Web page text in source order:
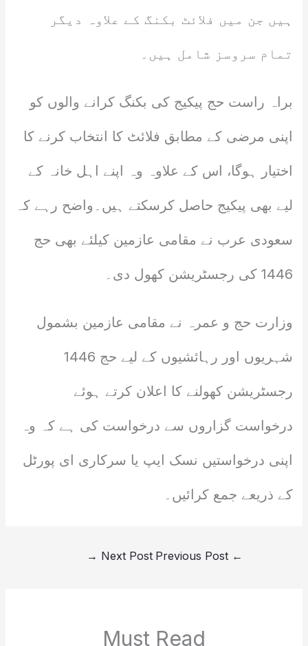
ہیں جن میں فلائٹ بکنگ کے علاوہ دیگر
تمام سروسز شامل ہیں۔
براہ راست حج پیکیج کی بکنگ کرانے والوں کو
اپنی مرضی کے مطابق فلائٹ کا انتخاب کرنے کا
اختیار ہوگا، اس کے علاوہ وہ اپنے اہل خانہ کے
لیے بھی پیکیج حاصل کرسکتے ہیں۔واضح رہے کہ
سعودی عرب نے مقامی عازمین کیلئے بھی حج
1446 کی رجسٹریشن کھول دی۔
وزارت حج و عمرہ نے مقامی عازمین بشمول
شہریوں اور رہائشیوں کے لیے حج 1446
رجسٹریشن کھولنے کا اعلان کرتے ہوئے
درخواست گزاروں سے درخواست کی ہے کہ وہ
اپنی درخواستیں نسک ایپ یا سرکاری ای پورٹل
کے ذریعے جمع کرائیں۔
←
Next Post
→
Must Read